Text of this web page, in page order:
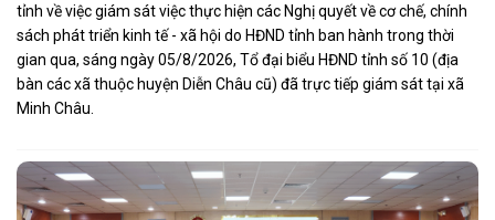
tỉnh về việc giám sát việc thực hiện các Nghị quyết về cơ chế, chính
sách phát triển kinh tế - xã hội do HĐND tỉnh ban hành trong thời
gian qua, sáng ngày 05/8/2026, Tổ đại biểu HĐND tỉnh số 10 (địa
bàn các xã thuộc huyện Diễn Châu cũ) đã trực tiếp giám sát tại xã
Minh Châu.